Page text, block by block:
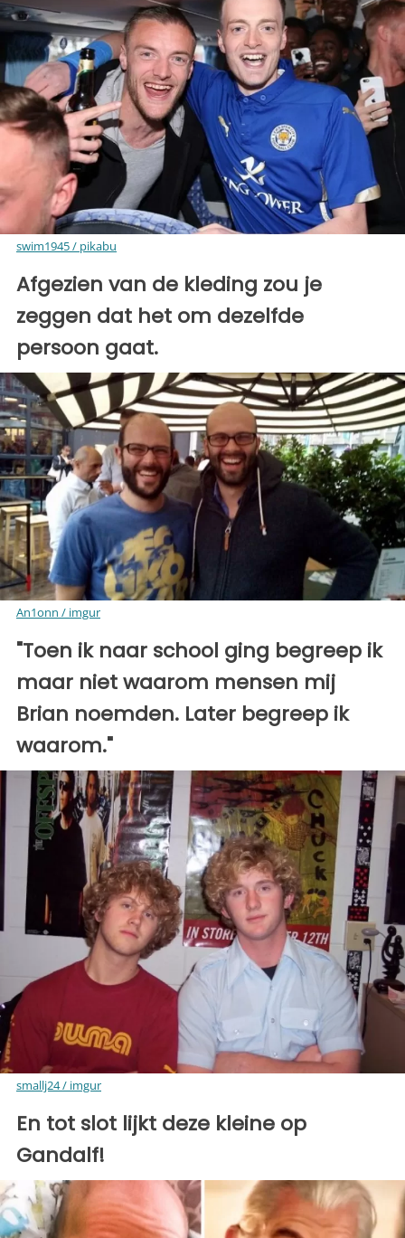
swim1945 / pikabu
Afgezien van de kleding zou je
zeggen dat het om dezelfde
persoon gaat.
An1onn / imgur
"Toen ik naar school ging begreep ik
maar niet waarom mensen mij
Brian noemden. Later begreep ik
waarom."
smallj24 / imgur
En tot slot lijkt deze kleine op
Gandalf!